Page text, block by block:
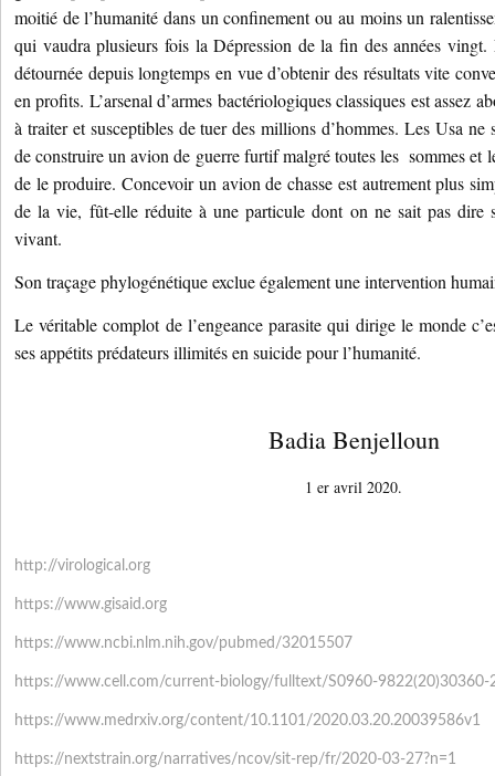
moitié de l’humanité dans un confinement ou au moins un
qui vaudra plusieurs fois la Dépression de la fin des années
détournée depuis longtemps en vue d’obtenir des résultats vite
en profits. L’arsenal d’armes bactériologiques classiques est assez
à traiter et susceptibles de tuer des millions d’hommes. Les Usa ne
de construire un avion de guerre furtif malgré toutes les sommes et
de le produire. Concevoir un avion de chasse est autrement plus
de la vie, fût-elle réduite à une particule dont on ne sait pas dire
vivant.
Son traçage phylogénétique exclue également une intervention
Le véritable complot de l’engeance parasite qui dirige le monde
ses appétits prédateurs illimités en suicide pour l’humanité.
Badia Benjelloun
1 er avril 2020.
http://virological.org
https://www.gisaid.org
https://www.ncbi.nlm.nih.gov/pubmed/32015507
https://www.cell.com/current-biology/fulltext/S0960-9822(20)30360-
https://www.medrxiv.org/content/10.1101/2020.03.20.20039586v1
https://nextstrain.org/narratives/ncov/sit-rep/fr/2020-03-27?n=1